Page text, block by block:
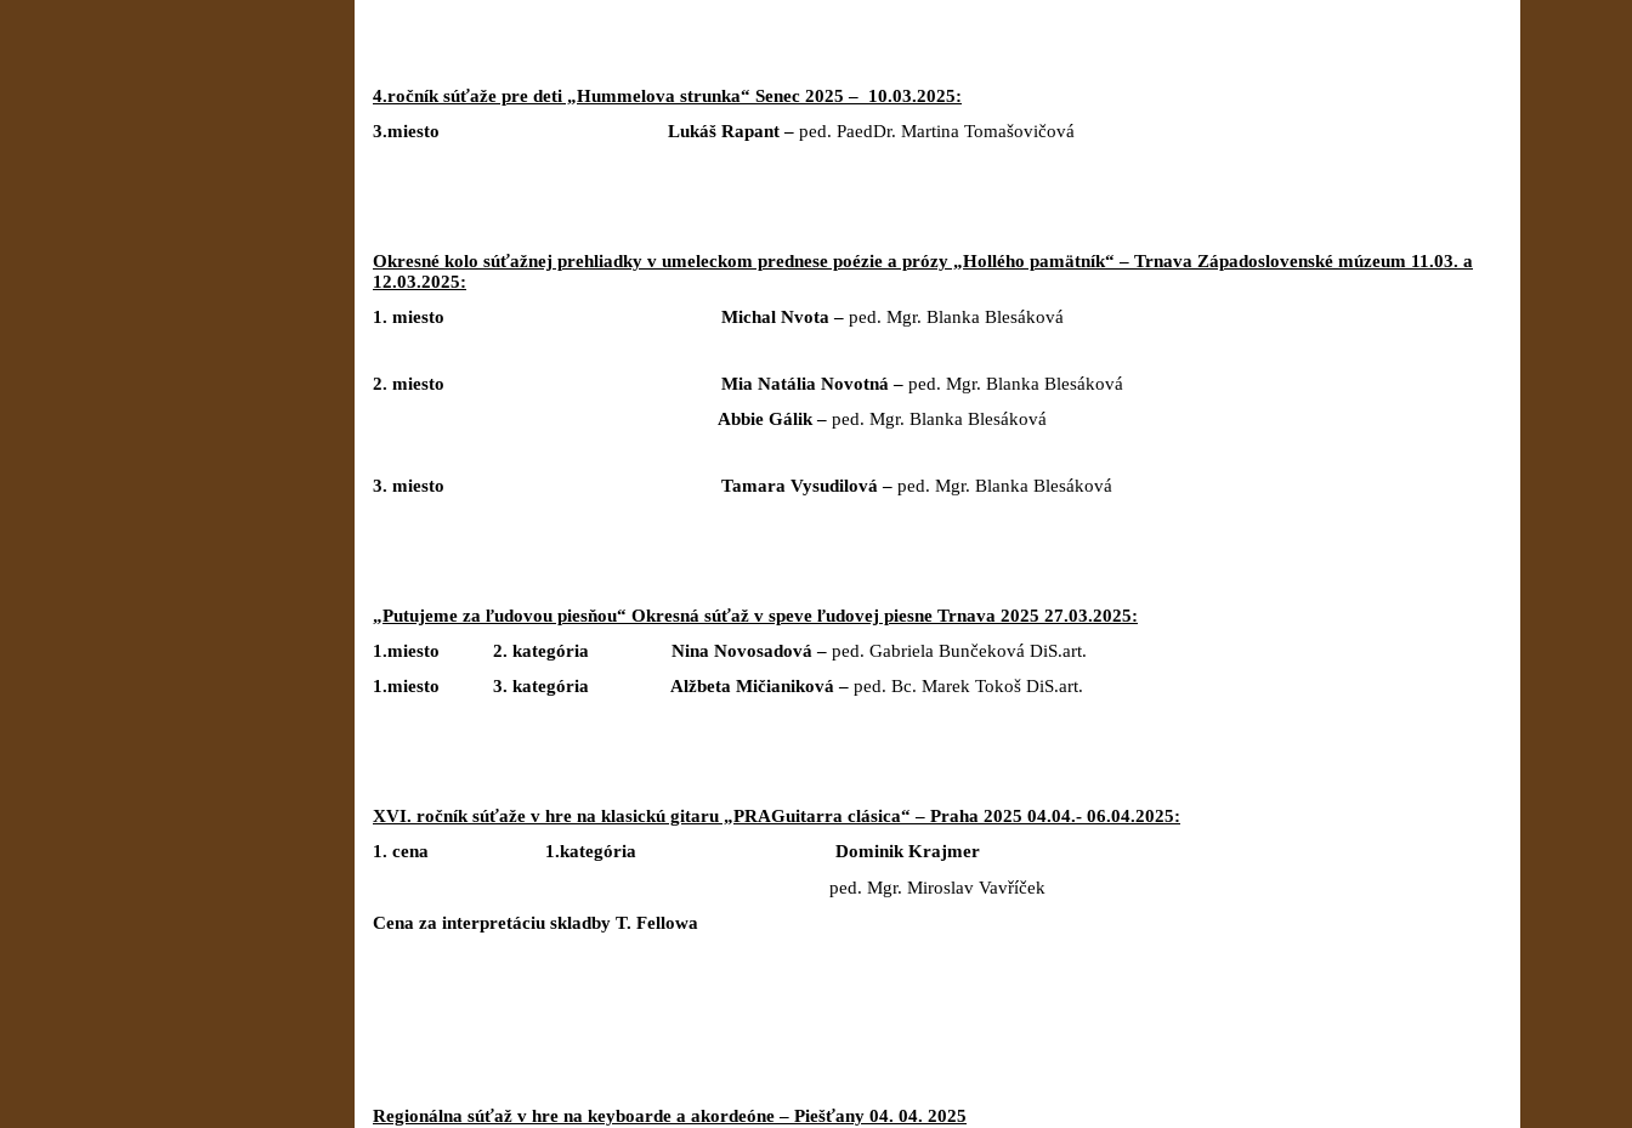
4.ročník súťaže pre deti „Hummelova strunka“ Senec 2025 – 10.03.2025:
3.miesto Lukáš Rapant – ped. PaedDr. Martina Tomašovičová
Okresné kolo súťažnej prehliadky v umeleckom prednese poézie a prózy „Hollého pamätník“ – Trnava Západoslovenské múzeum 11.03. a
12.03.2025:
1. miesto
Michal Nvota – ped. Mgr. Blanka Blesáková
2. miesto Mia Natália Novotná – ped. Mgr. Blanka Blesáková
Abbie Gálik – ped. Mgr. Blanka Blesáková
3. miesto Tamara Vysudilová – ped. Mgr. Blanka Blesáková
„Putujeme za ľudovou piesňou“ Okresná súťaž v speve ľudovej piesne Trnava 2025 27.03.2025:
1.miesto 2. kategória Nina Novosadová – ped. Gabriela Bunčeková DiS.art.
1.miesto 3. kategória Alžbeta Mičianiková – ped. Bc. Marek Tokoš DiS.art.
XVI. ročník súťaže v hre na klasickú gitaru „PRAGuitarra clásica“ – Praha 2025 04.04.- 06.04.2025:
1. cena 1.kategória Dominik Krajmer
ped. Mgr. Miroslav Vavříček
Cena za interpretáciu skladby T. Fellowa
Regionálna súťaž v hre na keyboarde a akordeóne – Piešťany 04. 04. 2025